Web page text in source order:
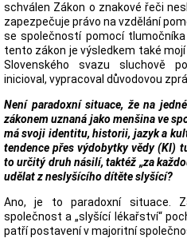
schválen Zákon o znakové řeči
zapezpečuje právo na vzdělání
se společností pomocí
tento zákon je výsledkem také
Slovenského svazu sluchově
inicioval, vypracoval důvodovou
Není paradoxní situace, že na
zákonem uznaná jako menšina ve
má svoji identitu, historii, jazyk a
tendence přes výdobytky vědy (KI)
to určitý druh násilí, taktéž „za
udělat z neslyšícího dítěte slyšící?
Ano, je to paradoxní situace.
společnost a „slyšící lékařství“
patří postavení v majoritní